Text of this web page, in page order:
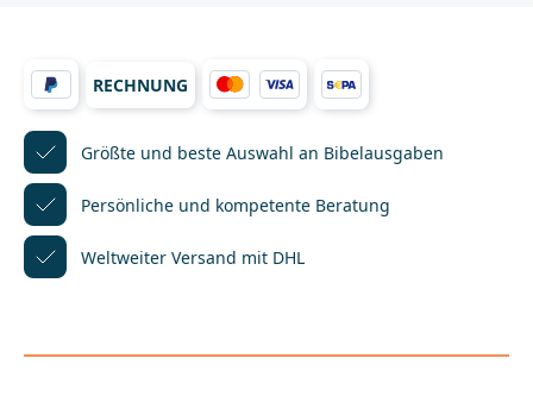
kommen auch die gesellschaftlichen
Rahmenbedingungen inklusive der Bedürfnisse des
Bibellesers und die exegetische Voraussetzungen für
ein sachgemäßes Übersetzen der Bibel zur
Sprache.Theologisch interessierte Leserinnen und
Leser erhalten in diesem Band nicht nur
authentische Hintergrundinformationen zu aktuellen
Bibelübersetzungen, sondern erfahren auch viel
über deren Zielgruppen. Dass sich der Focus dabei
weitgehend auf deutsche Übersetzungen
konzentriert, zeugt von der ungeminderten Relevanz
RECHNUNG
Größte und beste Auswahl an Bibelausgaben
Persönliche und kompetente Beratung
Weltweiter Versand mit DHL